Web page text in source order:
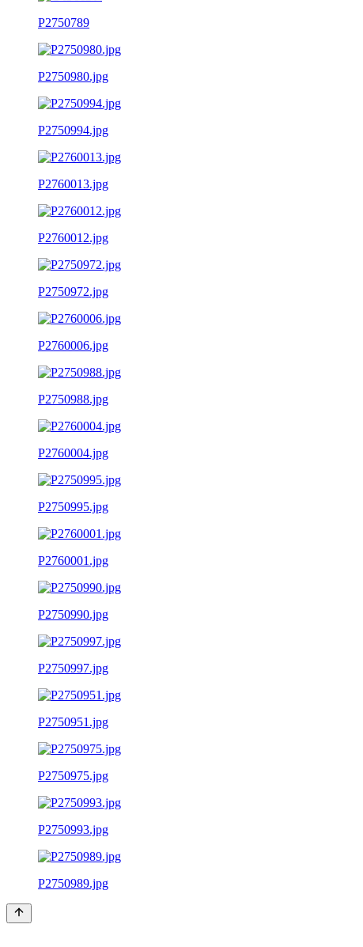
P2750789
P2750980.jpg
P2750994.jpg
P2760013.jpg
P2760012.jpg
P2750972.jpg
P2760006.jpg
P2750988.jpg
P2760004.jpg
P2750995.jpg
P2760001.jpg
P2750990.jpg
P2750997.jpg
P2750951.jpg
P2750975.jpg
P2750993.jpg
P2750989.jpg